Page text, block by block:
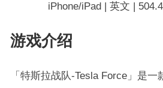
iPhone/iPad | 英文 |
游戏介绍
「特斯拉战队-Tesla Force」是